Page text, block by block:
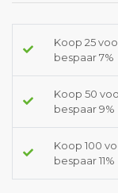
Koop 25
bespaar 7%
Koop 50
bespaar 9%
Koop 100
bespaar 11%